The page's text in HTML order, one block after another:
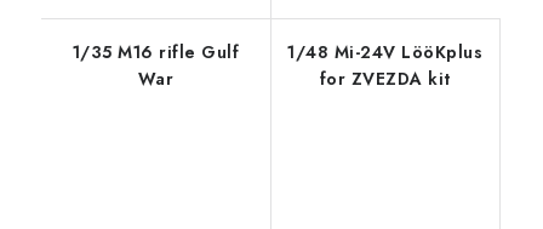
1/35 M16 rifle Gulf
War
1/48 Mi-24V LööKplus
for ZVEZDA kit